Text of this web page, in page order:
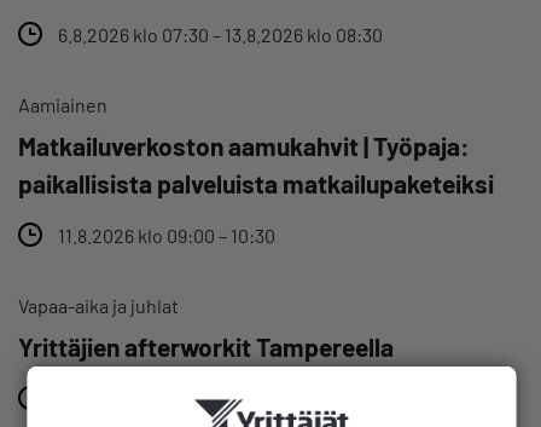
6.8.2026 klo 07:30 – 13.8.2026 klo 08:30
Aamiainen
Matkailuverkoston aamukahvit | Työpaja:
paikallisista palveluista matkailupaketeiksi
11.8.2026 klo 09:00 – 10:30
Vapaa-aika ja juhlat
Yrittäjien afterworkit Tampereella
13.8.2026 klo 17:00 – 19:00